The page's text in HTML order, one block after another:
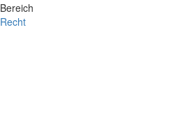
Bereich
Recht